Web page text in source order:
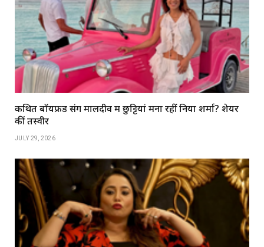
कथित बॉयफ्रेंड संग मालदीव में छुट्टियां मना रहीं निया शर्मा? शेयर
कीं तस्वीरें
JULY 29, 2026